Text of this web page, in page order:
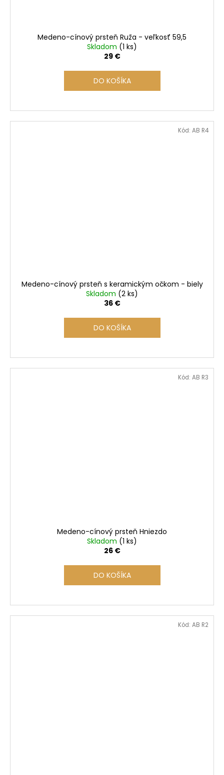
Medeno-cínový prsteň Ruža - veľkosť 59,5
Skladom (1 ks)
29 €
DO KOŠÍKA
Medeno-cínový prsteň s keramickým očkom - biely
Skladom (2 ks)
36 €
DO KOŠÍKA
Kód: AB R4
Medeno-cínový prsteň Hniezdo
Skladom (1 ks)
26 €
DO KOŠÍKA
Kód: AB R3
Kód: AB R2